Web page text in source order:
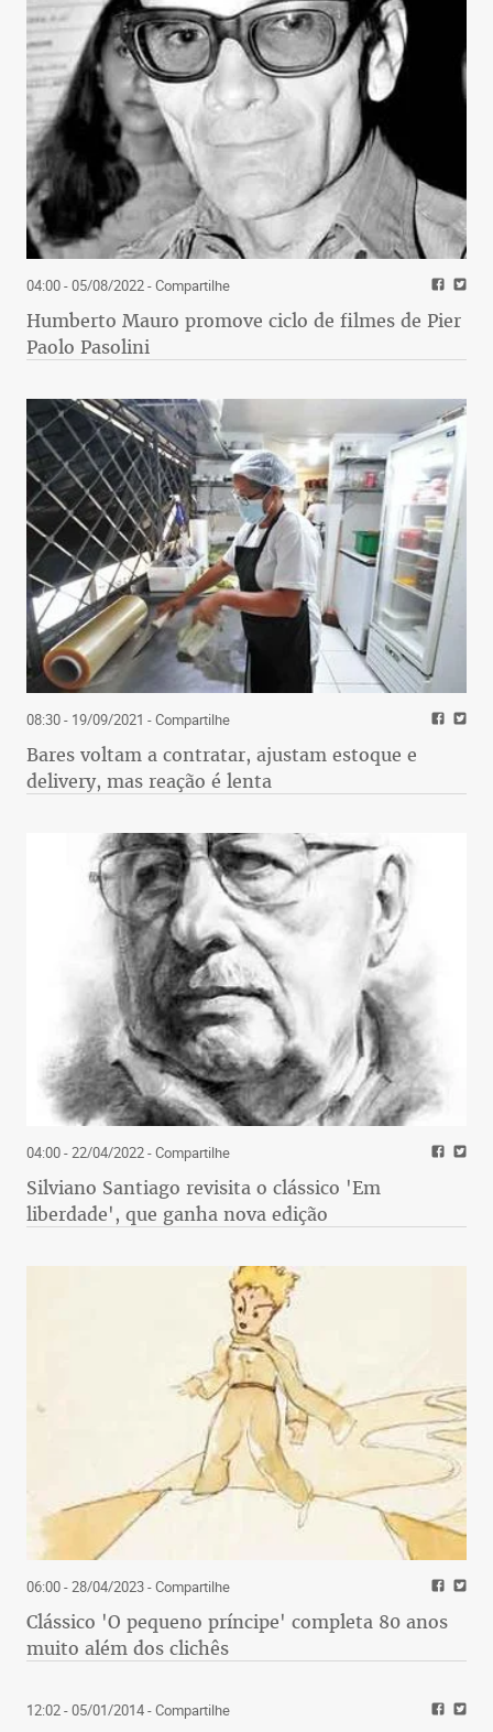
04:00 - 05/08/2022- Compartilhe
Humberto Mauro promove ciclo de filmes de Pier
Paolo Pasolini
08:30 - 19/09/2021 - Compartilhe
Bares voltam a contratar, ajustam estoque e
delivery, mas reação é lenta
04:00 - 22/04/2022- Compartilhe
Silviano Santiago revisita o clássico 'Em
liberdade', que ganha nova edição
06:00 - 28/04/2023- Compartilhe
Clássico 'O pequeno príncipe' completa 80 anos
muito além dos clichês
12:02 - 05/01/2014- Compartilhe